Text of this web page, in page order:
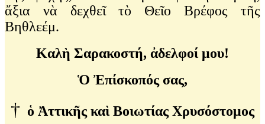
ἄξια νὰ δεχθεῖ τὸ Θεῖο Βρέφος τῆς
Βηθλεέμ.
Καλὴ Σαρακοστή, ἀδελφοί μου!
Ὁ Ἐπίσκοπός σας,
† ὁ Ἀττικῆς καὶ Βοιωτίας Χρυσόστομος